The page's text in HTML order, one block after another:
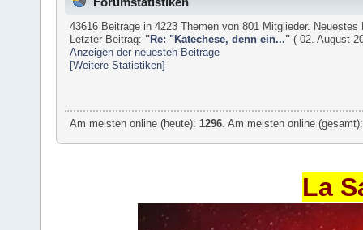
43616 Beiträge in 4223 Themen von 801 Mitglieder.
Letzter Beitrag: "Re: "Katechese, denn ein..." ( 02. August
Anzeigen der neuesten Beiträge
[Weitere Statistiken]
Am meisten online (heute): 1296 . Am meisten online
La